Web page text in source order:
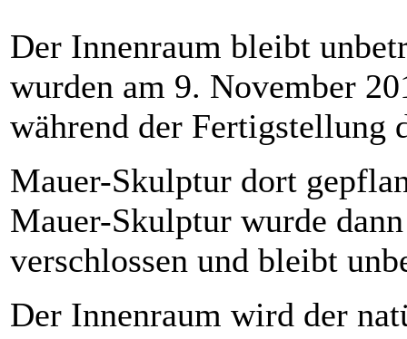
Der Innenraum bleibt
wurden am 9. November
während der Fertigstellung
Mauer-Skulptur dort
Mauer-Skulptur wurde
verschlossen und bleibt
Der Innenraum wird der